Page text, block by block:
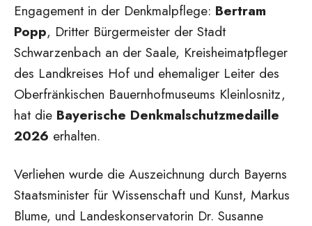
Engagement in der Denkmalpflege: Bertram
Popp, Dritter Bürgermeister der Stadt
Schwarzenbach an der Saale, Kreisheimatpfleger
des Landkreises Hof und ehemaliger Leiter des
Oberfränkischen Bauernhofmuseums Kleinlosnitz,
hat die Bayerische Denkmalschutzmedaille
2026 erhalten.
Verliehen wurde die Auszeichnung durch Bayerns
Staatsminister für Wissenschaft und Kunst, Markus
Blume, und Landeskonservatorin Dr. Susanne